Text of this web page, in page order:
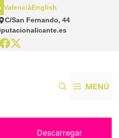
C/San Fernando, 44
ValenciàEnglish
MENÚ
Descarregar